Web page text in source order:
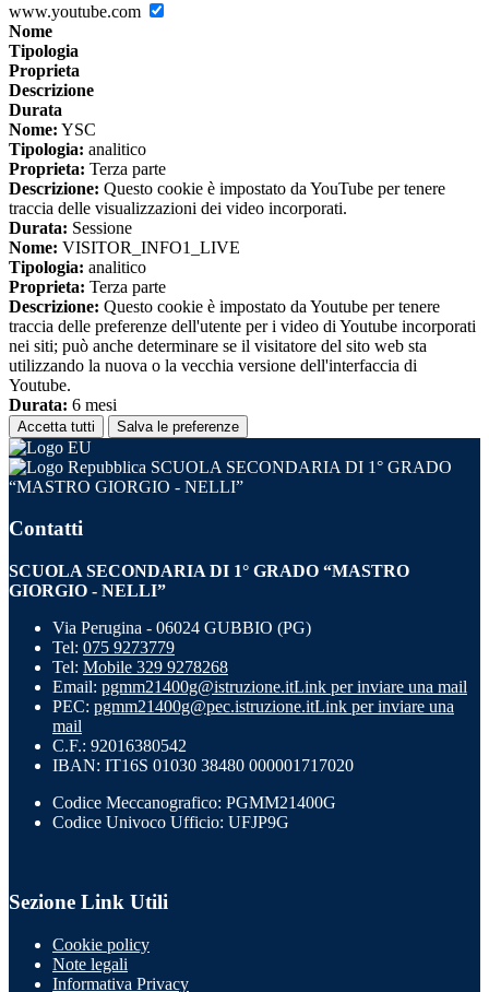
www.youtube.com
Nome
Tipologia
Proprieta
Descrizione
Durata
Nome: YSC
Tipologia: analitico
Proprieta: Terza parte
Descrizione: Questo cookie è impostato da YouTube per tenere
traccia delle visualizzazioni dei video incorporati.
Durata: Sessione
Nome: VISITOR_INFO1_LIVE
Tipologia: analitico
Proprieta: Terza parte
Descrizione: Questo cookie è impostato da Youtube per tenere
traccia delle preferenze dell'utente per i video di Youtube incorporati
nei siti; può anche determinare se il visitatore del sito web sta
utilizzando la nuova o la vecchia versione dell'interfaccia di
Youtube.
Durata: 6 mesi
Accetta tutti Salva le preferenze
SCUOLA SECONDARIA DI 1° GRADO
“MASTRO GIORGIO - NELLI”
Contatti
SCUOLA SECONDARIA DI 1° GRADO “MASTRO
GIORGIO - NELLI”
Via Perugina - 06024 GUBBIO (PG)
Tel: 075 9273779
Tel: Mobile 329 9278268
Email: pgmm21400g@istruzione.itLink per inviare una mail
PEC: pgmm21400g@pec.istruzione.itLink per inviare una
mail
C.F.: 92016380542
IBAN: IT16S 01030 38480 000001717020
Codice Meccanografico: PGMM21400G
Codice Univoco Ufficio: UFJP9G
Sezione Link Utili
Cookie policy
Note legali
Informativa Privacy